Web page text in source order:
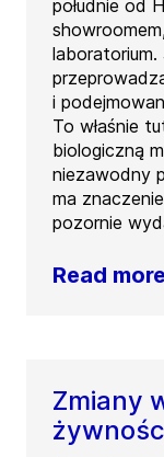
południe od
i
To właśnie
biologiczną
niezawodny
ma
pozornie
Read more
Zmiany